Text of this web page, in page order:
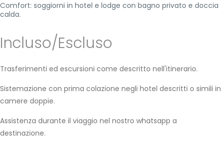
Comfort: soggiorni in hotel e lodge con bagno privato e doccia
calda.
Incluso/Escluso
Trasferimenti ed escursioni come descritto nell'itinerario.
Sistemazione con prima colazione negli hotel descritti o simili in
camere doppie.
Assistenza durante il viaggio nel nostro whatsapp a
destinazione.